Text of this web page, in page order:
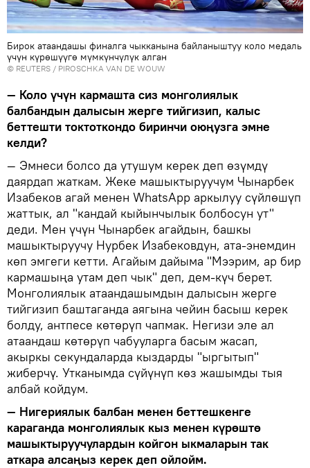
Бирок атаандашы финалга чыкканына байланыштуу коло медаль
үчүн күрөшүүгө мүмкүнчүлүк алган
© REUTERS / PIROSCHKA VAN DE WOUW
— Коло үчүн кармашта сиз монголиялык
балбандын далысын жерге тийгизип, калыс
беттешти токтоткондо биринчи оюңузга эмне
келди?
— Эмнеси болсо да утушум керек деп өзүмдү
даярдап жаткам. Жеке машыктыруучум Чынарбек
Изабеков агай менен WhatsApp аркылуу сүйлөшүп
жаттык, ал "кандай кыйынчылык болбосун ут"
деди. Мен үчүн Чынарбек агайдын, башкы
машыктыруучу Нурбек Изабековдун, ата-энемдин
көп эмгеги кетти. Агайым дайыма "Мээрим, ар бир
кармашыңа утам деп чык" деп, дем-күч берет.
Монголиялык атаандашымдын далысын жерге
тийгизип баштаганда аягына чейин басыш керек
болду, антпесе көтөрүп чапмак. Негизи эле ал
атаандаш көтөрүп чабууларга басым жасап,
акыркы секундаларда кыздарды "ыргытып"
жиберчү. Утканымда сүйүнүп көз жашымды тыя
албай койдум.
— Нигериялык балбан менен беттешкенге
караганда монголиялык кыз менен күрөштө
машыктыруучулардын койгон ыкмаларын так
аткара алсаңыз керек деп ойлойм.